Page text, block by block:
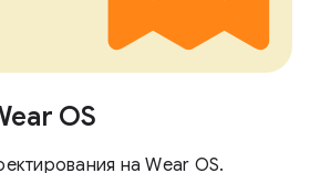
OS
на Wear OS.